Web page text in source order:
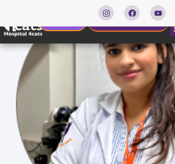
Agendar consulta